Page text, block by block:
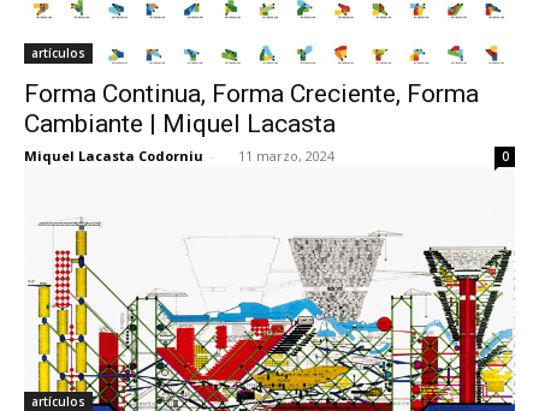
artículos
Forma Continua, Forma Creciente, Forma
Cambiante | Miquel Lacasta
Miquel Lacasta Codorniu - 11 marzo, 2024 0
artículos